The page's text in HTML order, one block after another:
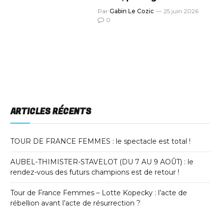
Par Gabin Le Cozic
25 juin 2026
0
ARTICLES RÉCENTS
TOUR DE FRANCE FEMMES : le spectacle est total !
AUBEL-THIMISTER-STAVELOT (DU 7 AU 9 AOÛT) : le
rendez-vous des futurs champions est de retour !
Tour de France Femmes – Lotte Kopecky : l’acte de
rébellion avant l’acte de résurrection ?